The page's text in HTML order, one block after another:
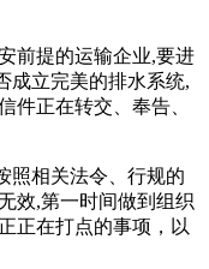
前提的运输企业,要进
成立完美的排水系统,
件正在转交、奉告、
照相关法令、行规的
效,第一时间做到组织
正在打点的事项，以